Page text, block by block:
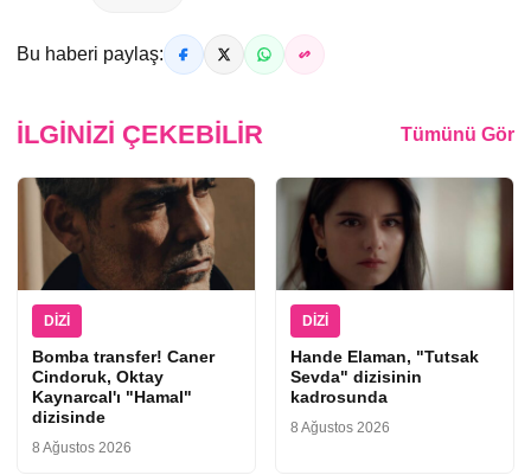
Bu haberi paylaş:
İLGINIZI ÇEKEBILIR Tümünü Gör
DIZI
Bomba transfer! Caner
Cindoruk, Oktay
Kaynarcal'ı "Hamal"
dizisinde
8 Ağustos 2026
DIZI
Hande Elaman, "Tutsak
Sevda" dizisinin
kadrosunda
8 Ağustos 2026